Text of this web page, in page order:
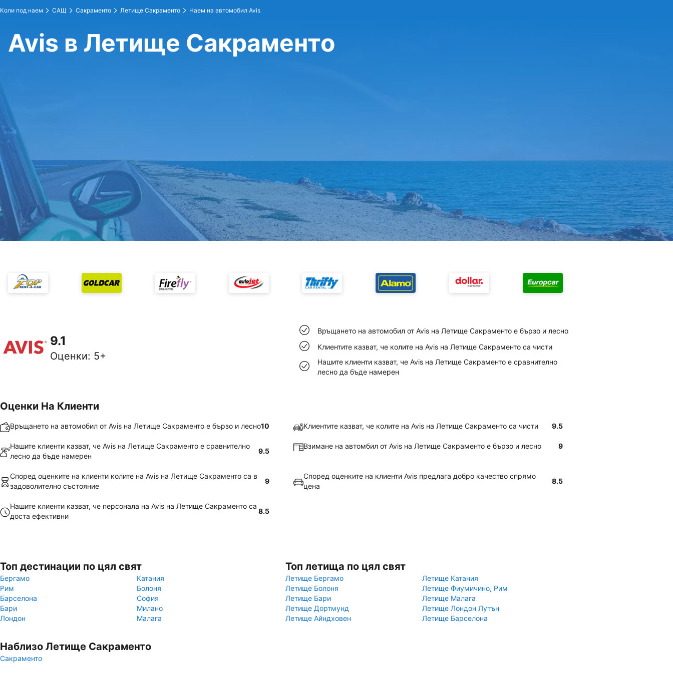
Коли под наем САЩ Сакраменто Летище Сакраменто Наем на автомобил Avis
Avis в Летище Сакраменто
9.1
Оценки: 5+
Връщането на автомобил от Avis на Летище Сакраменто е бързо и лесно
Клиентите казват, че колите на Avis на Летище Сакраменто са чисти
Нашите клиенти казват, че Avis на Летище Сакраменто е сравнително
лесно да бъде намерен
Оценки На Клиенти
Връщането на автомобил от Avis на Летище Сакраменто е бързо и лесно10 Клиентите казват, че колите на Avis на Летище Сакраменто са чисти 9.5
Нашите клиенти казват, че Avis на Летище Сакраменто е сравнително
лесно да бъде намерен
9.5
Взимане на автомбил от Avis на Летище Сакраменто е бързо и лесно 9
Според оценките на клиенти колите на Avis на Летище Сакраменто са в
задоволително състояние
9
Според оценките на клиенти Avis предлага добро качество спрямо
цена
8.5
Нашите клиенти казват, че персонала на Avis на Летище Сакраменто са
доста ефективни
8.5
Топ дестинации по цял свят
Бергамо
Катания
Рим
Болоня
Барселона
София
Бари
Милано
Лондон
Малага
Топ летища по цял свят
Летище Бергамо
Летище Катания
Летище Болоня
Летище Фиумичино, Рим
Летище Бари
Летище Малага
Летище Дортмунд
Летище Лондон Лутън
Летище Айндховен
Летище Барселона
Наблизо Летище Сакраменто
Сакраменто